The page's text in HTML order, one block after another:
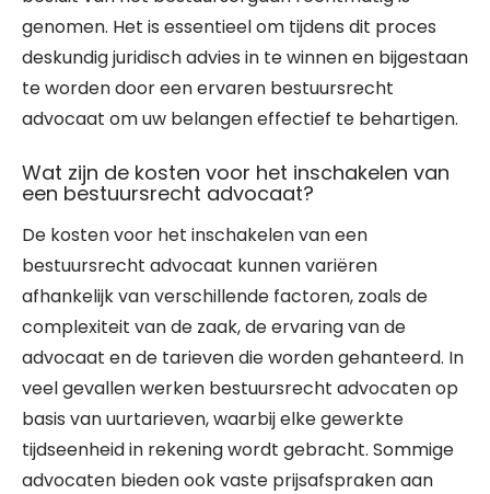
genomen. Het is essentieel om tijdens dit proces
deskundig juridisch advies in te winnen en bijgestaan
te worden door een ervaren bestuursrecht
advocaat om uw belangen effectief te behartigen.
Wat zijn de kosten voor het inschakelen van
een bestuursrecht advocaat?
De kosten voor het inschakelen van een
bestuursrecht advocaat kunnen variëren
afhankelijk van verschillende factoren, zoals de
complexiteit van de zaak, de ervaring van de
advocaat en de tarieven die worden gehanteerd. In
veel gevallen werken bestuursrecht advocaten op
basis van uurtarieven, waarbij elke gewerkte
tijdseenheid in rekening wordt gebracht. Sommige
advocaten bieden ook vaste prijsafspraken aan